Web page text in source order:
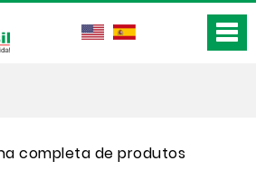
completa de produtos